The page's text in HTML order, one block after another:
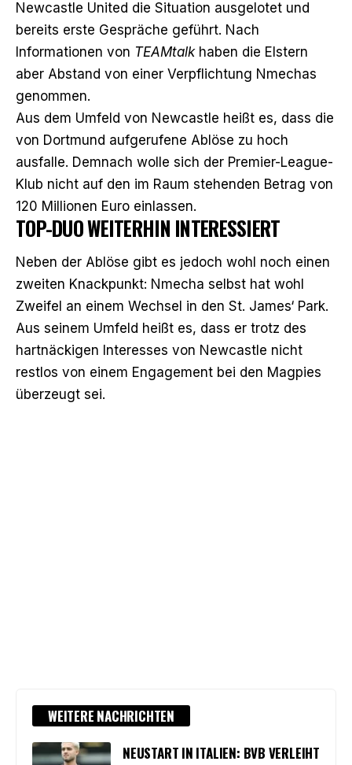
Newcastle United die Situation ausgelotet und
bereits erste Gespräche geführt. Nach
Informationen von TEAMtalkhaben die Elstern
aber Abstand von einer Verpflichtung Nmechas
genommen.
Aus dem Umfeld von Newcastle heißt es, dass die
von Dortmund aufgerufene Ablöse zu hoch
ausfalle. Demnach wolle sich der Premier-League-
Klub nicht auf den im Raum stehenden Betrag von
120 Millionen Euro einlassen.
TOP-DUO WEITERHIN INTERESSIERT
Neben der Ablöse gibt es jedoch wohl noch einen
zweiten Knackpunkt: Nmecha selbst hat wohl
Zweifel an einem Wechsel in den St. James‘ Park.
Aus seinem Umfeld heißt es, dass er trotz des
hartnäckigen Interesses von Newcastle nicht
restlos von einem Engagement bei den Magpies
überzeugt sei.
WEITERE NACHRICHTEN
NEUSTART IN ITALIEN: BVB VERLEIHT